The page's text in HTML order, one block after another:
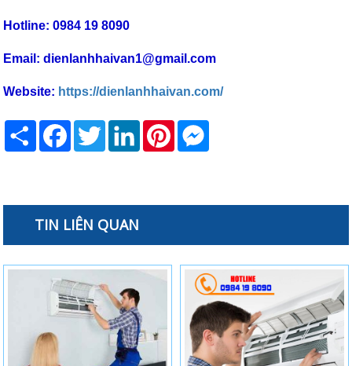
Hotline: 0984 19 8090
Email: dienlanhhaivan1@gmail.com
Website: https://dienlanhhaivan.com/
Share FacebookTwitter LinkedInPinterest
TIN LIÊN QUAN